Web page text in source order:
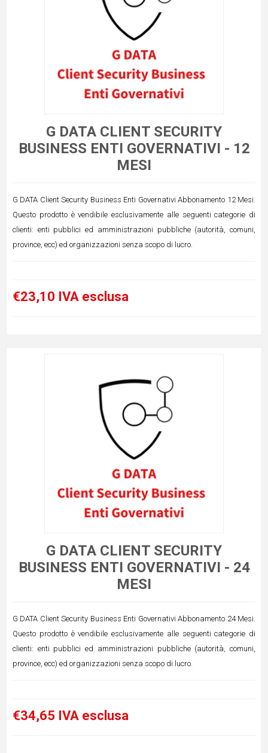
G DATA CLIENT SECURITY
BUSINESS ENTI GOVERNATIVI - 12
MESI
G DATA Client Security Business Enti Governativi Abbonamento 12 Mesi.
Questo prodotto è vendibile esclusivamente alle seguenti categorie di
clienti: enti pubblici ed amministrazioni pubbliche (autorità, comuni,
province, ecc) ed organizzazioni senza scopo di lucro.
€23,10 IVA esclusa
G DATA CLIENT SECURITY
BUSINESS ENTI GOVERNATIVI - 24
MESI
G DATA Client Security Business Enti Governativi Abbonamento 24 Mesi.
Questo prodotto è vendibile esclusivamente alle seguenti categorie di
clienti: enti pubblici ed amministrazioni pubbliche (autorità, comuni,
province, ecc) ed organizzazioni senza scopo di lucro.
€34,65 IVA esclusa